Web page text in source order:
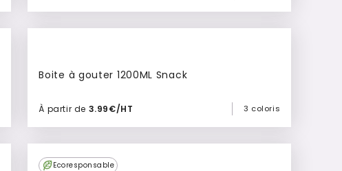
Ajouter à mon devis
Boite à gouter 1200ML Snack
À partir de 3.99€/HT 3 coloris
Ajouter à mon devis
Ecoresponsable